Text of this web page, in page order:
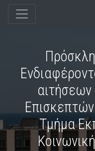
Τμήμα